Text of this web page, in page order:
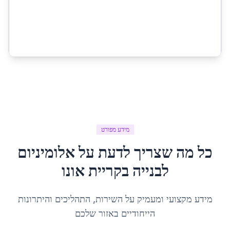
מידע מפורט
כל מה שצריך לדעת עלאלומיניום
לבנייה בקריית אונו
מידע מקצועי ומעמיק על השירות, התהליכים והיתרונות
הייחודיים באזור שלכם